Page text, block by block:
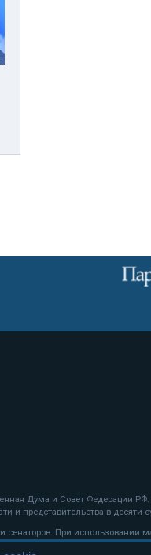
Дума и Совет Федерации
и представительства в десяти
сенаторов. При использовании